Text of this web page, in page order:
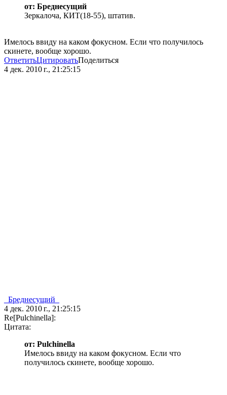
от: Бреднесущий
Зеркалоча, КИТ(18-55), штатив.
Имелось ввиду на каком фокусном. Если что получилось
скинете, вообще хорошо.
ОтветитьЦитироватьПоделиться
4 дек. 2010 г., 21:25:15
_Бреднесущий_
4 дек. 2010 г., 21:25:15
Re[Pulchinella]:
Цитата:
от: Pulchinella
Имелось ввиду на каком фокусном. Если что
получилось скинете, вообще хорошо.